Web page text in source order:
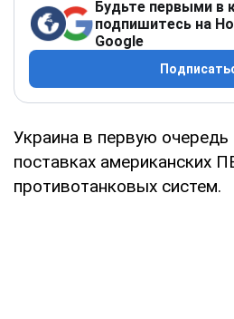
Будьте первыми в
подпишитесь на
Google
Украина в первую очередь
поставках американских
противотанковых систем.